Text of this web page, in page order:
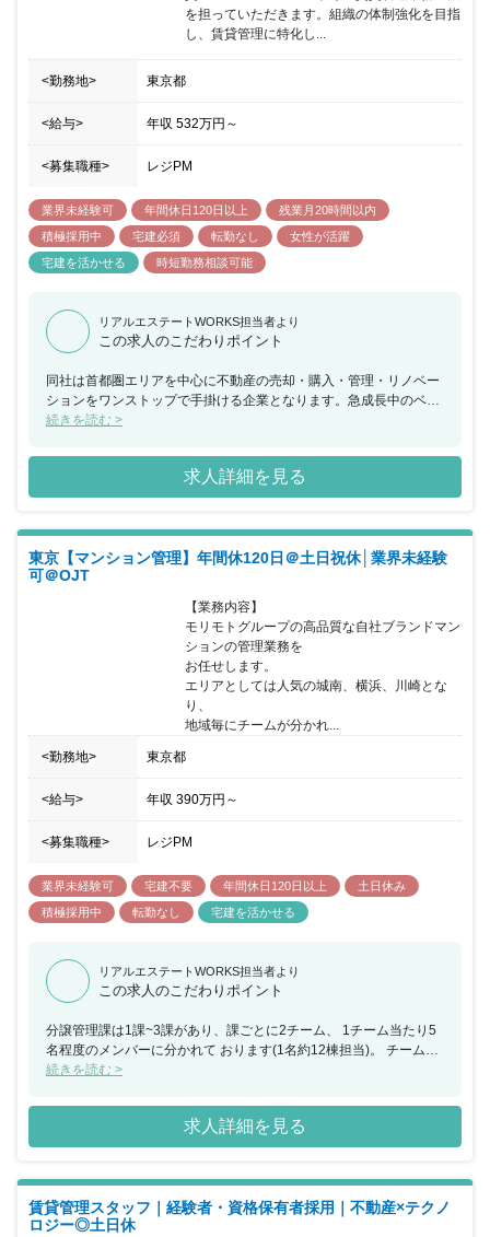
を担っていただきます。組織の体制強化を目指
し、賃貸管理に特化し...
<勤務地> 東京都
<給与> 年収 532万円 ～
<募集職種> レジPM
業界未経験可 年間休日120日以上
残業月20時間以内
積極採用中
宅建必須 転勤なし
女性が活躍
宅建を活かせる
時短勤務相談可能
リアルエステートWORKS担当者より
この求人のこだわりポイント
同社は首都圏エリアを中心に不動産の売却・購入・管理・リノベー
ションをワンストップで手掛ける企業となります。急成長中のベン
チャー企業として、創業以来7期連続で増収・増益を続けておりま
を進めており、未経験から不動産業界にチャレンジができ、長期的
にキャリアを築きながら、将来の管理職候補としてご活躍いただけ
ます。年齢や年次に関係なく、働きぶりに応じて正当評価がされる
務を継続できる環境がございます。また「完全週休2日制／残業少
なめ／長期休暇9連休年３回／転勤なし／各種手当充実」により、
仕事とプライベートのメリハリを築きやすく、ワークライフバラン
スの実現も可能です。また社内にペットがおり、休憩時間等癒され
続きを読む >
求人詳細を見る
東京【マンション管理】年間休120日＠土日祝休│業界未経験
可＠OJT
【業務内容】
モリモトグループの高品質な自社ブランドマン
ションの管理業務を
お任せします。
エリアとしては人気の城南、横浜、川崎とな
り、
地域毎にチームが分かれ...
<勤務地> 東京都
<給与> 年収 390万円 ～
<募集職種> レジPM
業界未経験可 宅建不要 年間休日120日以上
土日休み
積極採用中
転勤なし 宅建を活かせる
リアルエステートWORKS担当者より
この求人のこだわりポイント
分譲管理課は1課~3課があり、課ごとに2チーム、 1チーム当たり5
名程度のメンバーに分かれて おります(1名約12棟担当)。 チーム制
により、常に情報共有を行う仕組みが作られ、 チームのメンバーが
トラブルが起こっても一人 で悩むのでなく、何でも相談できる雰囲
気です。 マンション管理未経験の中途入社者も多く、 業務未経験
からでも馴染み安い雰囲気です。 仕事柄、マンションの理事会等で
日取得実績は100%で、 充実したワークライフバランスを実現でき
ます。 「社員が安心して働ける環境」をつくることが大切であると
考え、 結果だけでなくプロセスも評価点に加え、昇給・昇格を 実
続きを読む >
求人詳細を見る
賃貸管理スタッフ｜経験者・資格保有者採用｜不動産×テクノ
ロジー◎土日休